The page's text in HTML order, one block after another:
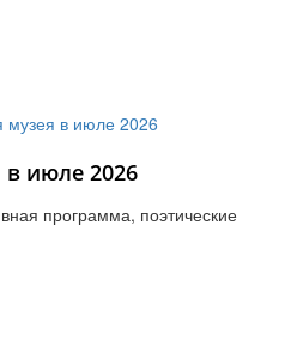
июле 2026
программа, поэтические